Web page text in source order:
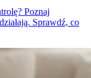
Poznaj
Sprawdź, co